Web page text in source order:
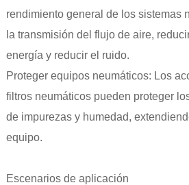
rendimiento general de los sistemas
la transmisión del flujo de aire,
energía y reducir el ruido.
Proteger equipos neumáticos: Los
filtros neumáticos pueden proteger
de impurezas y humedad,
equipo.
Escenarios de aplicación